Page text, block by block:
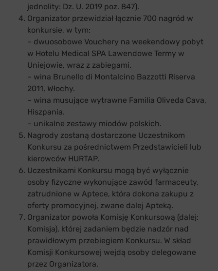
jednolity: Dz. U. 2019 poz. 847).
Organizator przewidział łącznie 700 nagród w
konkursie, w tym:
– dwuosobowe Vouchery na weekendowy pobyt
w Hotelu Medical SPA Lawendowe Termy w
Uniejowie, wraz z zabiegami.
– wina Brunello di Montalcino Bazzotti Riserva
2011, Włochy.
– wina musujące wytrawne Familia Oliveda Cava,
Hiszpania.
– unikalne zestawy miodów polskich.
Nagrody zostaną dostarczone Uczestnikom
Konkursu za pośrednictwem Przedstawicieli lub
kierowców HURTAP.
Uczestnikami Konkursu mogą być wyłącznie
osoby fizyczne wykonujące zawód farmaceuty,
zatrudnione w Aptece, która dokona zakupu z
oferty promocyjnej, zwane dalej Apteką.
Organizator powoła Komisję Konkursową (dalej:
Komisja), której zadaniem będzie nadzór nad
prawidłowym przebiegiem Konkursu. W skład
Komisji Konkursowej wejdą osoby delegowane
przez Organizatora.